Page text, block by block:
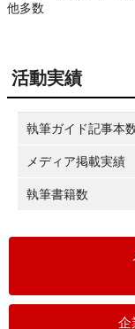
他多数
活動実績
執筆ガイド記事本
メディア掲載実績
執筆書籍数
企